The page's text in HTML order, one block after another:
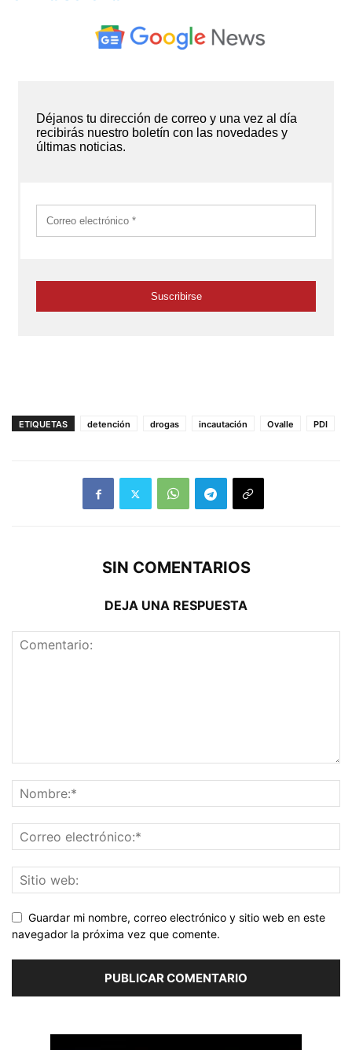
ETIQUETAS detención drogas incautación Ovalle PDI
SIN COMENTARIOS
DEJA UNA RESPUESTA
Guardar mi nombre, correo electrónico y sitio web en este
navegador la próxima vez que comente.